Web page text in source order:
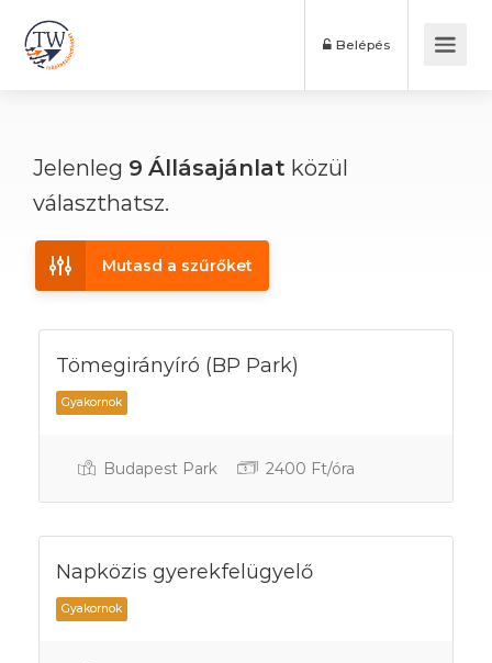
Belépés
Jelenleg 9 Állásajánlat közül
választhatsz.
Mutasd a szűrőket
Tömegirányíró (BP Park)
Gyakornok
Budapest Park 2400 Ft/óra
Napközis gyerekfelügyelő